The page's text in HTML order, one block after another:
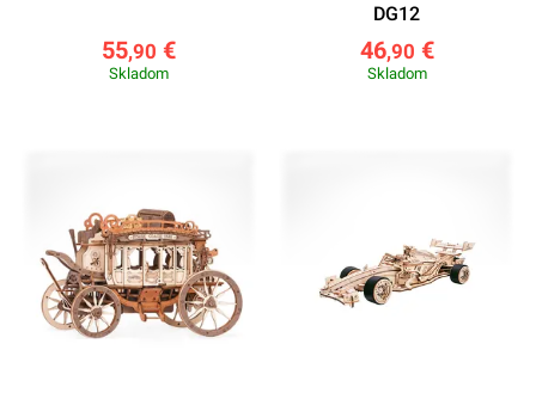
55,90 €
Skladom
DG12
46,90 €
Skladom